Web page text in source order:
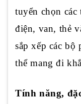
tuyển chọn
điện, van, thẻ
sắp xếp các bộ
thể mang đi
Tính năng,